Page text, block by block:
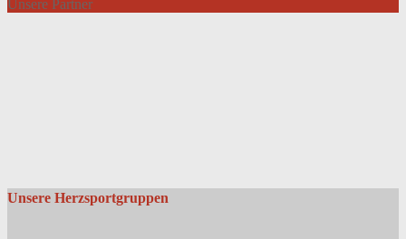
Unsere Partner
Unsere Herzsportgruppen